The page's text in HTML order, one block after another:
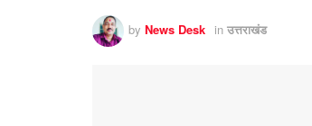
by News Desk in उत्तराखंड